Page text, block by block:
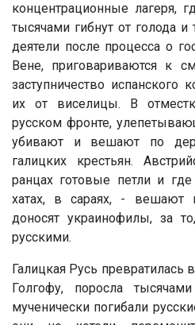
концентрационные лагеря,
тысячами гибнут от голода
деятели после процесса о
Вене, приговариваются к
заступничество испанского
их от виселицы. В
русском фронте,
убивают и вешают по
галицких крестьян.
ранцах готовые петли и
хатах, в сараях, - вешают
доносят украинофилы, за
русскими.
Галицкая Русь
Голгофу, поросла
мученически погибали